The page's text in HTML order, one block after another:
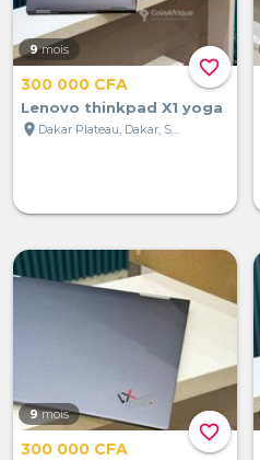
favorite_border
9 mois
300 000 CFA
Lenovo thinkpad X1 yoga
location_on
Dakar Plateau, Dakar, Sénégal
favorite_border
9 mois
300 000 CFA